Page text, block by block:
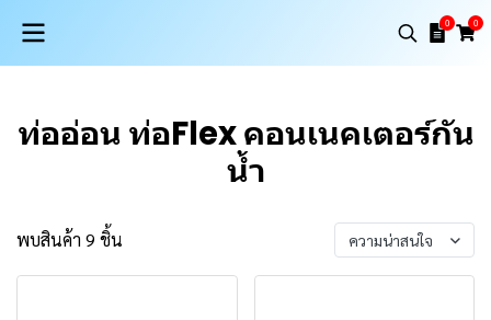
0 0
ท่ออ่อน ท่อFlex คอนเนคเตอร์กัน
น้ำ
พบสินค้า 9 ชิ้น ความน่าสนใจ